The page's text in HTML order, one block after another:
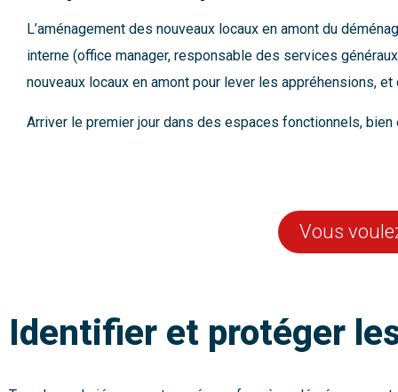
L’aménagement des nouveaux locaux en amont du
interne (office manager, responsable des services
nouveaux locaux en amont pour lever les appréhensions,
Arriver le premier jour dans des espaces fonctionnels,
Vous
Identifier et protéger